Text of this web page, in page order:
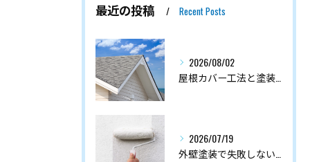
最近の投稿 Recent Posts
2026/08/02
屋根カバー工法と塗装の耐久性比較
2026/07/19
外壁塗装で失敗しないシーラー・フィラー・プライマーの正しい使い分けガイド